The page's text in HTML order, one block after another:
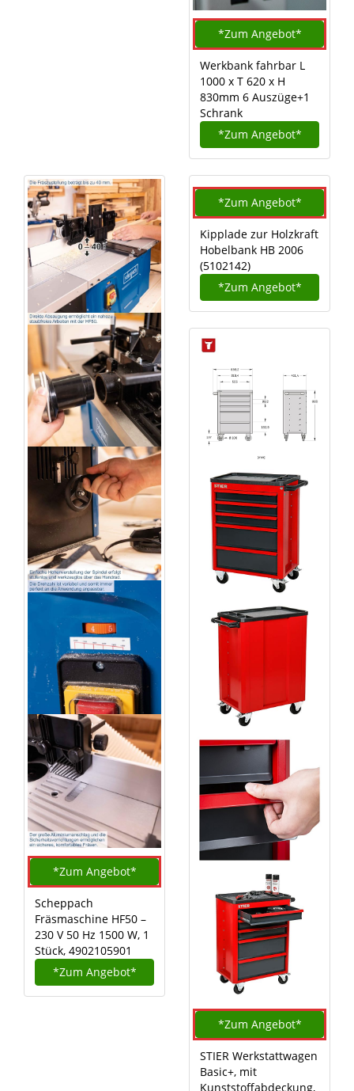
*Zum Angebot*
Werkbank fahrbar L
1000 x T 620 x H
830mm 6 Auszüge+1
Schrank
*Zum Angebot*
*Zum Angebot*
Scheppach
Fräsmaschine HF50 –
230 V 50 Hz 1500 W, 1
Stück, 4902105901
*Zum Angebot*
*Zum Angebot*
Kipplade zur Holzkraft
Hobelbank HB 2006
(5102142)
*Zum Angebot*
*Zum Angebot*
STIER Werkstattwagen
Basic+, mit
Kunststoffabdeckung,